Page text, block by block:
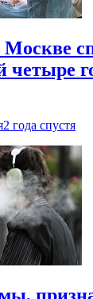
четыре
2 года спустя